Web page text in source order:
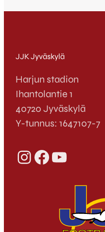
JJK Jyväskylä
Harjun stadion
Ihantolantie 1
40720 Jyväskylä
Y-tunnus: 1647107-7
InstagramFacebook YouTube